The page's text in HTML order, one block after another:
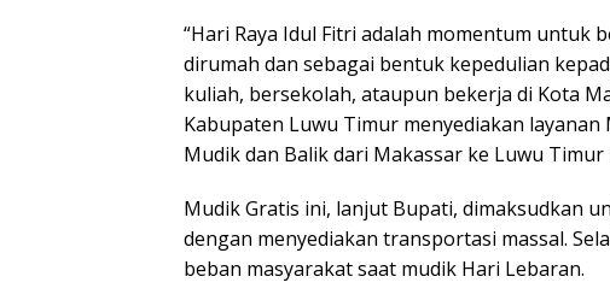
“Hari Raya Idul Fitri adalah momentum untuk
dirumah dan sebagai bentuk kepedulian
kuliah, bersekolah, ataupun bekerja di Kota
Kabupaten Luwu Timur menyediakan
Mudik dan Balik dari Makassar ke Luwu
Mudik Gratis ini, lanjut Bupati, dimaksudkan
dengan menyediakan transportasi massal.
beban masyarakat saat mudik Hari Lebaran.